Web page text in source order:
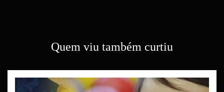
Quem viu também curtiu